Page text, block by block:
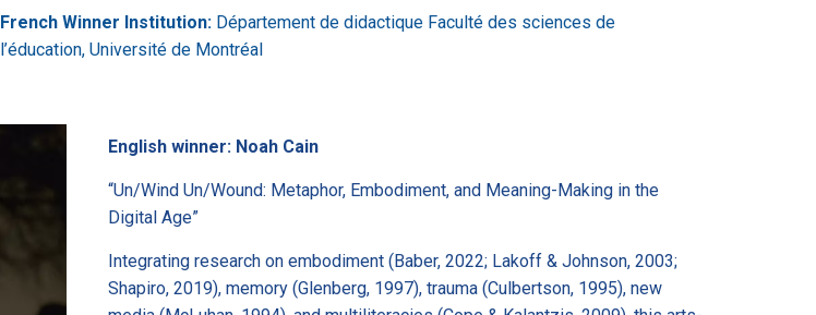
French Winner Institution: Département de didactique Faculté des sciences de
l’éducation, Université de Montréal
English winner: Noah Cain
“Un/Wind Un/Wound: Metaphor, Embodiment, and Meaning-Making in the
Digital Age”
Integrating research on embodiment (Baber, 2022; Lakoff & Johnson, 2003;
Shapiro, 2019), memory (Glenberg, 1997), trauma (Culbertson, 1995), new